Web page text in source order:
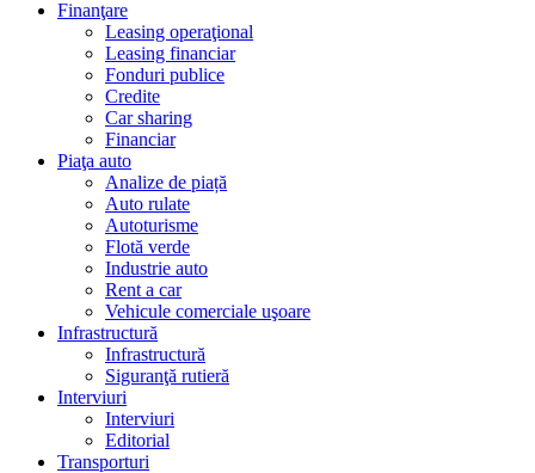
Finanţare
Leasing operaţional
Leasing financiar
Fonduri publice
Credite
Car sharing
Financiar
Piaţa auto
Analize de piață
Auto rulate
Autoturisme
Flotă verde
Industrie auto
Rent a car
Vehicule comerciale uşoare
Infrastructură
Infrastructură
Siguranţă rutieră
Interviuri
Interviuri
Editorial
Transporturi